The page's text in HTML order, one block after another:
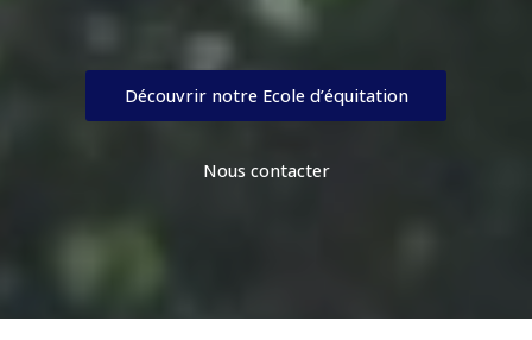
Découvrir notre Ecole d’équitation
Nous contacter